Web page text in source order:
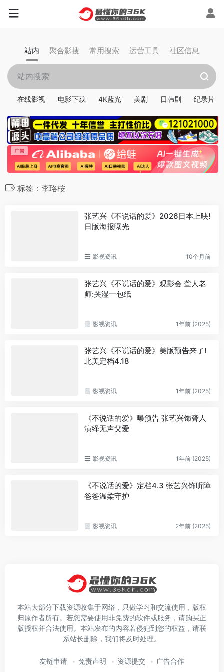
站内 聚合影搜 常用搜索 运营工具 社区信息
在线影视 电影下载 4K蓝光 美剧 日韩剧 纪录片
标签：李珞桉
张艺兴《不说话的爱》2026日本上映!
日版海报曝光
影视资讯 10个月前
张艺兴《不说话的爱》观影会 聋人老
师:哭湿一包纸
影视资讯 1年前 (2025)
张艺兴《不说话的爱》美版预告来了!
北美定档4.18
影视资讯 1年前 (2025)
《不说话的爱》曝预告 张艺兴饰聋人
演绎无声父爱
影视资讯 1年前 (2025)
《不说话的爱》定档4.3 张艺兴饰听障
爸爸温柔守护
影视资讯 2年前 (2025)
本站大部分下载资源收集于网络，只做学习和交流使用，版权
归原作者所有。若您需要使用非免费的软件或服务，请购买正
版授权并合法使用。本站发布的内容若侵犯到您的权益，请联
系站长删除，我们将及时处理。
友链申请 免责声明 资源提交 广告合作